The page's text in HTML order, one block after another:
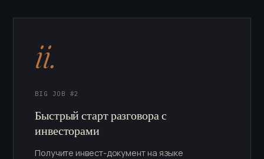
ii.
BIG JOB #2
Быстрый старт разговора с
инвесторами
Получите инвест-документ на языке